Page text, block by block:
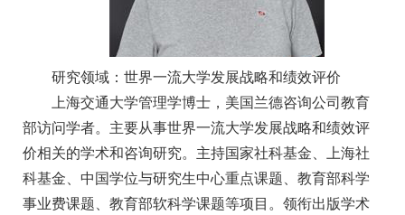
研究领域： 世界一流大学发展战略和绩效评价
上海交通大学管理学博士，美国兰德咨询公司教育
部访问学者。主要从事世界一流大学发展战略和绩效评
价相关的学术和咨询研究。主持国家社科基金、上海社
科基金、中国学位与研究生中心重点课题、教育部科学
事业费课题、教育部软科学课题等项目。领衔出版学术